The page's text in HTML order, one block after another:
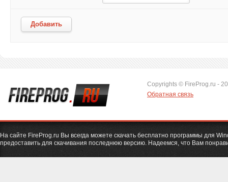
Добавить
Copyrights © FireProg.ru -
Обратная связь
На сайте FireProg.ru Вы всегда можете скачать бесплатно программы для
предоставить для скачивания последнюю версию. Надеемся, что Вам